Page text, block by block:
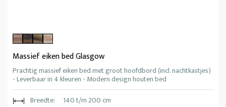
Massief eiken bed Glasgow
Prachtig massief eiken bed met groot hoofdbord (incl. nachtkastjes)
- Leverbaar in 4 kleuren - Modern design houten bed
Breedte:
140 t/m 200 cm